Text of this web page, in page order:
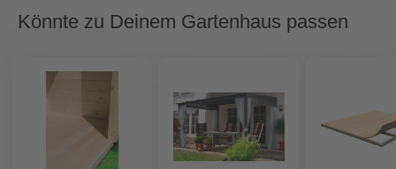
Könnte zu Deinem Gartenhaus passen